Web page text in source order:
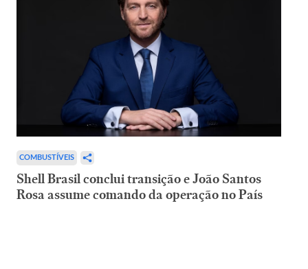
COMBUSTÍVEIS
Shell Brasil conclui transição e João Santos
Rosa assume comando da operação no País